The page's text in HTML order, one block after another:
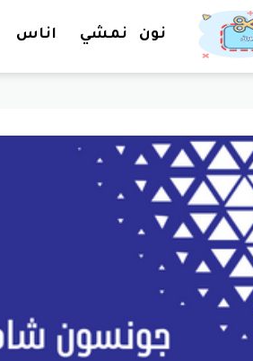
نون نمشي اناس